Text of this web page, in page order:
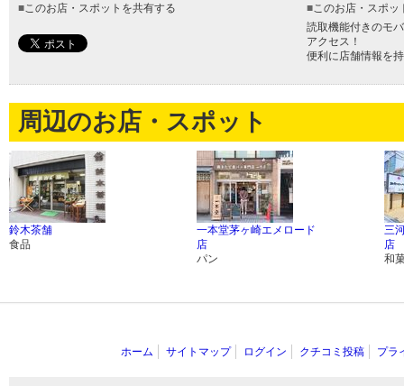
■このお店・スポットを共有する ■このお店・スポッ
読取機能付きのモ
アクセス！
便利に店舗情報を
周辺のお店・スポット
鈴木茶舗
食品
一本堂茅ヶ崎エメロード
店
パン
三
店
和
ホーム サイトマップ ログイン クチコミ投稿 プラ